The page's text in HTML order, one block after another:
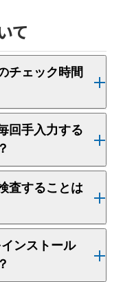
て
チェック時間
回手入力する
査することは
ンストール